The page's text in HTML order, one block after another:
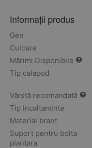
Informații produs
Gen
Culoare
Mărimi Disponibile
Tip calapod
Vârstă recomandată
Tip Incaltaminte
Material branț
Suport pentru bolta
plantara